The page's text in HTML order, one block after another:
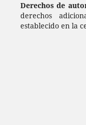
Derechos de
derechos
establecido en la